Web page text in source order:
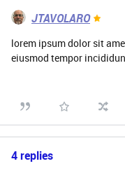
JTAVOLARO
lorem ipsum dolor sit
eiusmod tempor
4 replies